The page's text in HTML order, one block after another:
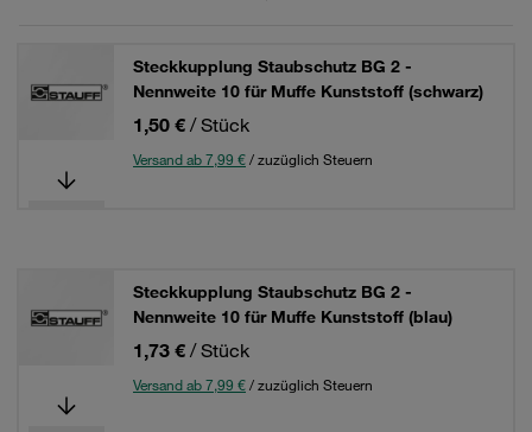
Steckkupplung Staubschutz BG 2 -
Nennweite 10 für Muffe Kunststoff (schwarz)
1,50 € / Stück
Versand ab 7,99 €/ zuzüglich Steuern
Steckkupplung Staubschutz BG 2 -
Nennweite 10 für Muffe Kunststoff (blau)
1,73 € / Stück
Versand ab 7,99 €/ zuzüglich Steuern